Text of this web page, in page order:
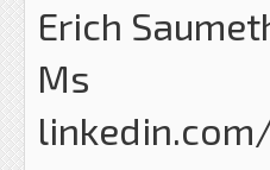
Erich
Ms